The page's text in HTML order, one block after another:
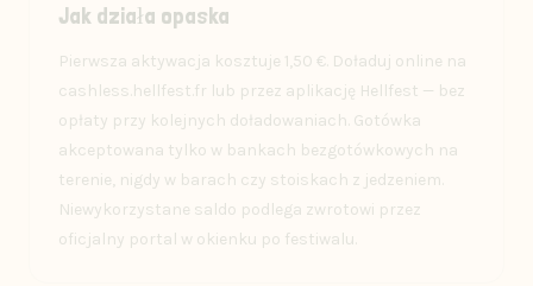
Jak działa opaska
Pierwsza aktywacja kosztuje 1,50 €. Doładuj online na
cashless.hellfest.fr lub przez aplikację Hellfest — bez
opłaty przy kolejnych doładowaniach. Gotówka
akceptowana tylko w bankach bezgotówkowych na
terenie, nigdy w barach czy stoiskach z jedzeniem.
Niewykorzystane saldo podlega zwrotowi przez
oficjalny portal w okienku po festiwalu.